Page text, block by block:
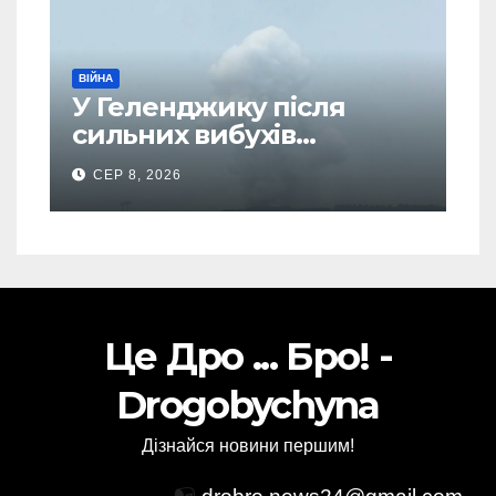
ВІЙНА
У Геленджику після
сильних вибухів
почалася масова
евакуація
СЕР 8, 2026
Це Дро ... Бро! -
Drogobychyna
Дізнайся новини першим!